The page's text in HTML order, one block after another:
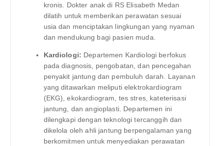
kronis. Dokter anak di RS Elisabeth Medan
dilatih untuk memberikan perawatan sesuai
usia dan menciptakan lingkungan yang nyaman
dan mendukung bagi pasien muda.
Kardiologi: Departemen Kardiologi berfokus
pada diagnosis, pengobatan, dan pencegahan
penyakit jantung dan pembuluh darah. Layanan
yang ditawarkan meliputi elektrokardiogram
(EKG), ekokardiogram, tes stres, kateterisasi
jantung, dan angioplasti. Departemen ini
dilengkapi dengan teknologi tercanggih dan
dikelola oleh ahli jantung berpengalaman yang
berkomitmen untuk menyediakan perawatan